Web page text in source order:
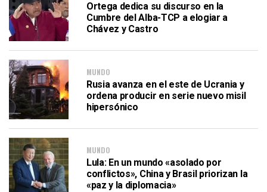
Ortega dedica su discurso en la
Cumbre del Alba-TCP a elogiar a
Chávez y Castro
MUNDO
Rusia avanza en el este de Ucrania y
ordena producir en serie nuevo misil
hipersónico
MUNDO
Lula: En un mundo «asolado por
conflictos», China y Brasil priorizan la
«paz y la diplomacia»